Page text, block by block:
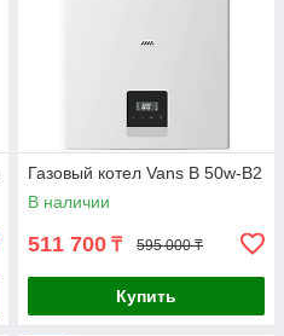
Газовый котел Vans B 50w-B2
В наличии
511 700 ₸ 595 000 ₸
Купить